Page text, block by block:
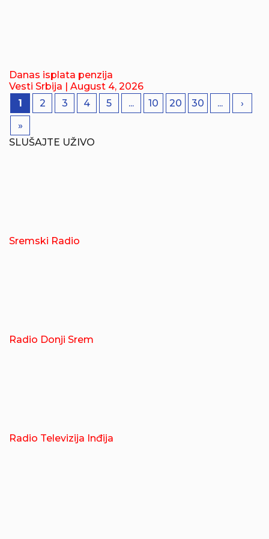
Danas isplata penzija
Vesti Srbija | August 4, 2026
1
2 3 4 5 ... 10 20 30 ...
›
»
SLUŠAJTE UŽIVO
Sremski Radio
Radio Donji Srem
Radio Televizija Inđija